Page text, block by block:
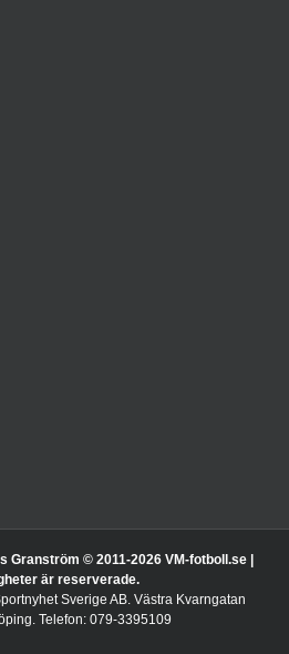
Granström © 2011-2026 VM-fotboll.se |
är reserverade.
Sverige AB. Västra Kvarngatan
Telefon: 079-3395109